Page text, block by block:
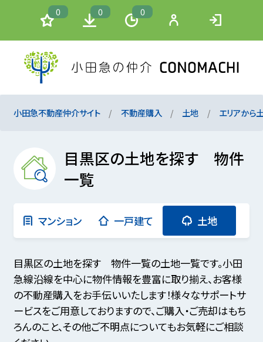
0 0 0
小田急不動産仲介サイト 不動産購入 土地 エリアから
目黒区の土地を探す 物件
一覧
マンション 一戸建て 土地
目黒区の土地を探す 物件一覧の土地一覧です。小田
急線沿線を中心に物件情報を豊富に取り揃え、お客様
の不動産購入をお手伝いいたします！様々なサポートサ
ービスをご用意しておりますので、ご購入・ご売却はもち
ろんのこと、その他ご不明点についてもお気軽にご相談